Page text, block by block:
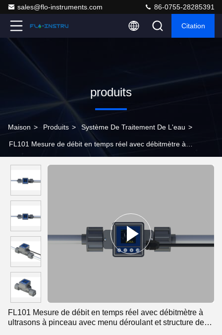
sales@flo-instruments.com 86-0755-28285391
Citation
produits
Maison > Produits > Système De Traitement De L'eau >
FL101 Mesure de débit en temps réel avec débitmètre à
moulage par injection
FL101 Mesure de débit en temps réel avec débitmètre à
ultrasons à pinceau avec menu déroulant et structure de